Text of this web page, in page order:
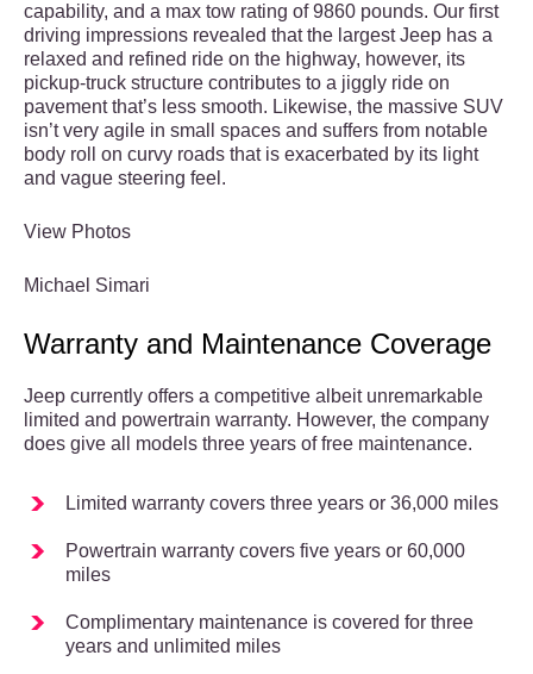
capability, and a max tow rating of 9860 pounds. Our first
driving impressions revealed that the largest Jeep has a
relaxed and refined ride on the highway, however, its
pickup-truck structure contributes to a jiggly ride on
pavement that’s less smooth. Likewise, the massive SUV
isn’t very agile in small spaces and suffers from notable
body roll on curvy roads that is exacerbated by its light
and vague steering feel.
View Photos
Michael Simari
Warranty and Maintenance Coverage
Jeep currently offers a competitive albeit unremarkable
limited and powertrain warranty. However, the company
does give all models three years of free maintenance.
Limited warranty covers three years or 36,000 miles
Powertrain warranty covers five years or 60,000
miles
Complimentary maintenance is covered for three
years and unlimited miles